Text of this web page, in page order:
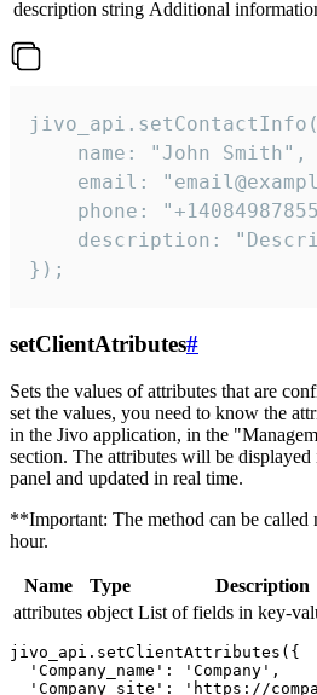
description string Additional
    name: "John Smith",
email:
phone:
description:
});
setClientAtributes#
Sets the values ​​of attributes that are
set the values, you need to know the
in the Jivo application, in the
section. The attributes will be
panel and updated in real time.
**Important: The method can be called
hour.
Name Type
Description
attributes object List of fields in key-
jivo_api.setClientAttributes({
  'Company_name': 'Company',
'Company_site': 'https://